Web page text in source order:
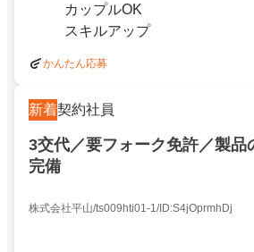
カップルOK
スキルアップ
かんたん応募
新着契約社員
3交代／要フォーク免許／製
完備
株式会社平山/ts009hti01-1/ID:S4jOprmhDj